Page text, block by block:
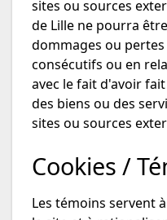
sites ou sources
de Lille ne pourra
dommages ou
consécutifs ou en
avec le fait d'avoir
des biens ou des
sites ou sources
Cookies /
Les témoins servent